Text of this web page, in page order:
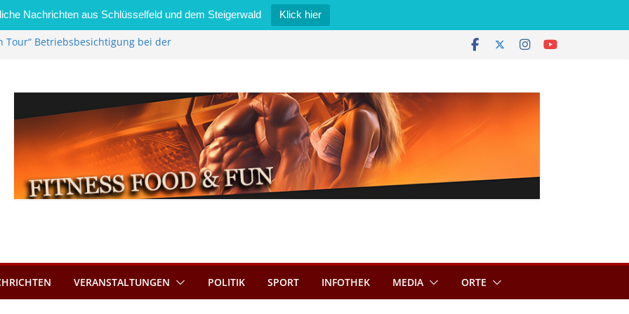
Nachrichten aus Schlüsselfeld und dem Steigerwald Klick hier
Tour“ Betriebsbesichtigung bei der
bietet Online-Anmeldung für
an
im Wert von 600 Euro
VERANSTALTUNGEN POLITIK SPORT INFOTHEK MEDIA ORTE